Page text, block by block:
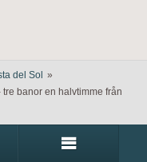
del Sol »
banor en halvtimme från